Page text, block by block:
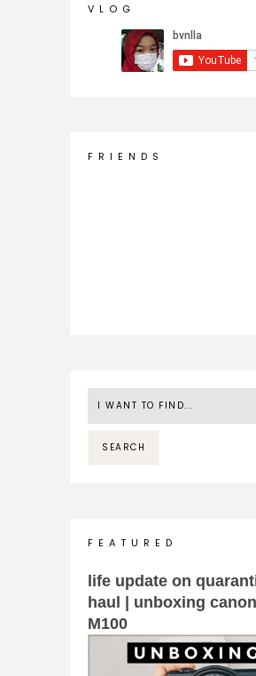
V L O G
F R I E N D S
F E A T U R E D
life update on
haul | unboxing
M100